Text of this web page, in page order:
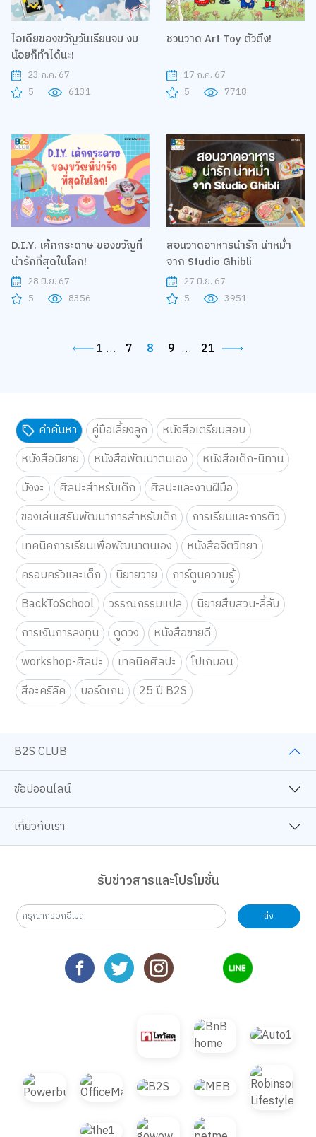
ไอเดียของขวัญวันเรียนจบ งบ
น้อยก็ทำได้นะ!
23 ก.ค. 67
5
6131
ชวนวาด Art Toy ตัวตึง!
17 ก.ค. 67
5
7718
D.I.Y. เค้กกระดาษ ของขวัญที่
น่ารักที่สุดในโลก!
28 มิ.ย. 67
5
8356
สอนวาดอาหารน่ารัก น่าหม่ำ
จาก Studio Ghibli
27 มิ.ย. 67
5
3951
1 … 7 8 9 … 21
คำค้นหา คู่มือเลี้ยงลูก
หนังสือเตรียมสอบ
หนังสือนิยาย
หนังสือพัฒนาตนเอง
หนังสือเด็ก-นิทาน
มังงะ
ศิลปะสำหรับเด็ก
ศิลปะและงานฝีมือ
ของเล่นเสริมพัฒนาการสำหรับเด็ก
การเรียนและการติว
เทคนิคการเรียนเพื่อพัฒนาตนเอง
หนังสือจิตวิทยา
ครอบครัวและเด็ก
นิยายวาย
การ์ตูนความรู้
BackToSchool
วรรณกรรมแปล
นิยายสืบสวน-ลี้ลับ
การเงินการลงทุน
ดูดวง
หนังสือขายดี
workshop-ศิลปะ
เทคนิคศิลปะ
โปเกมอน
สีอะคริลิค
บอร์ดเกม 25 ปี B2S
B2S CLUB
ช้อปออนไลน์
เกี่ยวกับเรา
รับข่าวสารและโปรโมชั่น
ส่ง